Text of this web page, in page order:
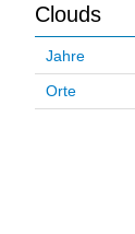
Clouds
Jahre
Orte